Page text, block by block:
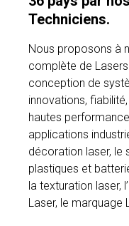
Techniciens.
Nous proposons à
complète de
conception de
innovations,
hautes
applications
décoration laser, le
plastiques et
la texturation laser,
Laser, le marquage